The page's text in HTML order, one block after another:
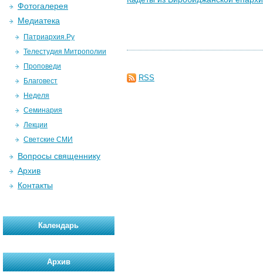
RSS
Фотогалерея
Медиатека
Патриархия.Ру
Телестудия Митрополии
Проповеди
Благовест
Неделя
Семинария
Лекции
Светские СМИ
Вопросы священнику
Архив
Контакты
Календарь
Архив